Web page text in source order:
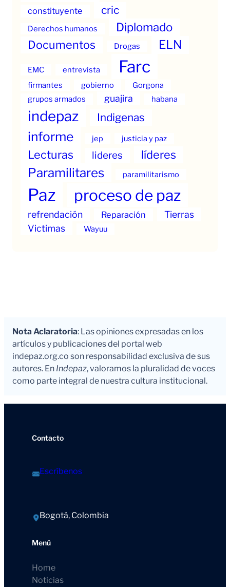
constituyente cric
Derechos humanos Diplomado
Documentos Drogas ELN
EMC entrevista Farc
firmantes gobierno
Gorgona
grupos armados
guajira habana
indepaz Indigenas
informe jep justicia y paz
Lecturas lideres líderes
Paramilitares paramilitarismo
Paz proceso de paz
refrendación Reparación
Tierras
Victimas
Wayuu
Nota Aclaratoria: Las opiniones expresadas en los
artículos y publicaciones del portal web
indepaz.org.co son responsabilidad exclusiva de sus
autores. En Indepaz, valoramos la pluralidad de voces
como parte integral de nuestra cultura institucional.
Contacto
Escríbenos
Bogotá, Colombia
Menú
Home
Noticias